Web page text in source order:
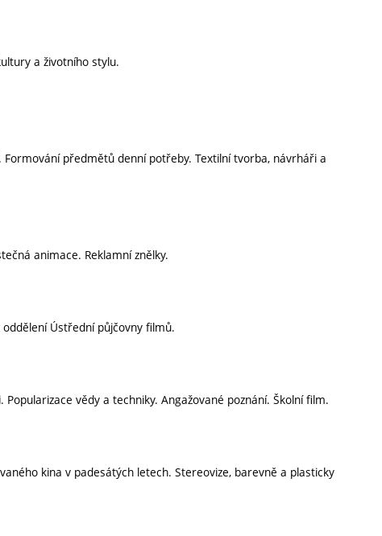
a životního stylu.
předmětů denní potřeby. Textilní tvorba, návrháři a
animace. Reklamní znělky.
Ústřední půjčovny filmů.
vědy a techniky. Angažované poznání. Školní film.
kina v padesátých letech. Stereovize, barevně a plasticky